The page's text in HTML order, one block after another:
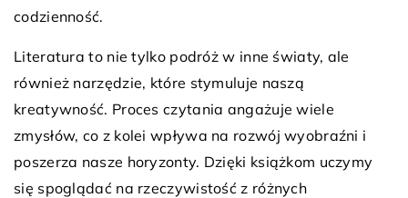
codzienność.
Literatura to nie tylko podróż w inne światy, ale
również narzędzie, które stymuluje naszą
kreatywność. Proces czytania angażuje wiele
zmysłów, co z kolei wpływa na rozwój wyobraźni i
poszerza nasze horyzonty. Dzięki książkom uczymy
się spoglądać na rzeczywistość z różnych